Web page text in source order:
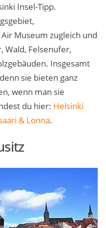
Insel-Tipp.
Museum zugleich und
Wald, Felsenufer,
Insgesamt
sie bieten ganz
wenn man sie
du hier: Helsinki
& Lonna.